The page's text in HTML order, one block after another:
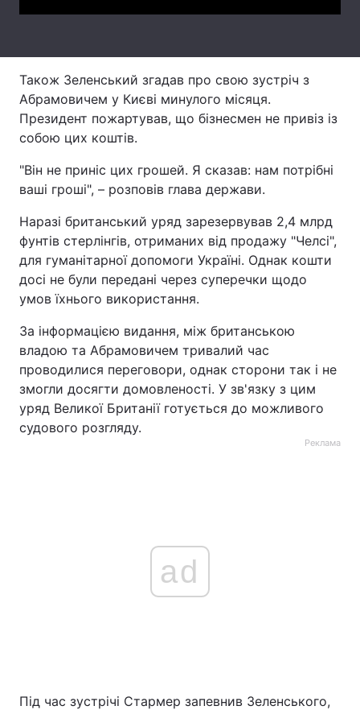
Також Зеленський згадав про свою зустріч з
Абрамовичем у Києві минулого місяця.
Президент пожартував, що бізнесмен не привіз із
собою цих коштів.
"Він не приніс цих грошей. Я сказав: нам потрібні
ваші гроші", – розповів глава держави.
Наразі британський уряд зарезервував 2,4 млрд
фунтів стерлінгів, отриманих від продажу "Челсі",
для гуманітарної допомоги Україні. Однак кошти
досі не були передані через суперечки щодо
умов їхнього використання.
За інформацією видання, між британською
владою та Абрамовичем тривалий час
проводилися переговори, однак сторони так і не
змогли досягти домовленості. У зв'язку з цим
уряд Великої Британії готується до можливого
судового розгляду.
Реклама
ad
Під час зустрічі Стармер запевнив Зеленського,